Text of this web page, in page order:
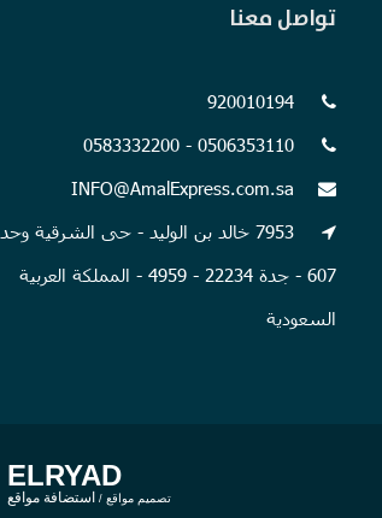
تواصل معنا
7953 خالد بن الوليد - حى الشرقية
607 - جدة 22234 - 4959 - المملكة العربية
السعودية
ELRYAD
تصميم مواقع / استضافة مواقع